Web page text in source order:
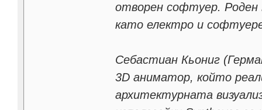
отворен софтуер. Роден
като електро и
Себастиан Кьониг
3D аниматор, който
архитектурната